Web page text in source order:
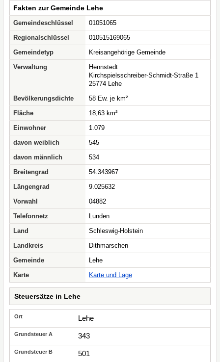
Fakten zur Gemeinde Lehe
Gemeindeschlüssel
01051065
Regionalschlüssel
010515169065
Gemeindetyp
Kreisangehörige Gemeinde
Verwaltung
Hennstedt
Kirchspielsschreiber-Schmidt-Straße 1
25774 Lehe
Bevölkerungsdichte
58 Ew. je km²
Fläche
18,63 km²
Einwohner
1.079
davon weiblich
545
davon männlich
534
Breitengrad
54.343967
Längengrad
9.025632
Vorwahl
04882
Telefonnetz
Lunden
Land
Schleswig-Holstein
Landkreis
Dithmarschen
Gemeinde
Lehe
Karte
Karte und Lage
Steuersätze in Lehe
Lehe
343
501